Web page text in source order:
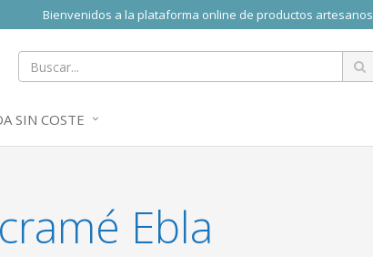
Bienvenidos a la plataforma online de productos artesanos
SIN COSTE
Ebla